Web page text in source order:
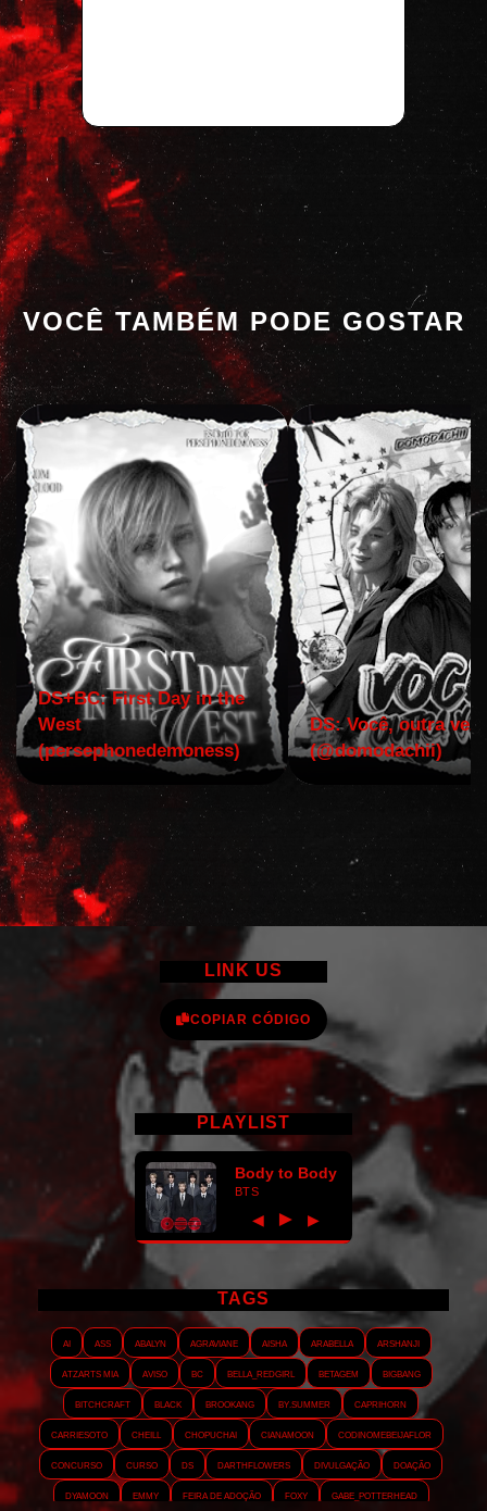
VOCÊ TAMBÉM PODE GOSTAR
DS+BC: First Day in the
West
(persephonedemoness)
DS: Você, outra vez!
(@domodachii)
LINK US
COPIAR CÓDIGO
PLAYLIST
Body to Body
BTS
◀ ► ▶
TAGS
AI ASS Abalyn Agraviane Aisha Arabella
Arshanji
Atzarts Mia
Aviso BC Bella_RedGirl Betagem
Bigbang
Bitchcraft
Black Brookang By.summer
Caprihorn
Carriesoto
Cheill Chopuchai Cianamoon
Codinomebeijaflor
Concurso
Curso DS Darthflowers Divulgação
Doação
Dyamoon
Emmy Feira de adoção Foxy Gabe_Potterhead